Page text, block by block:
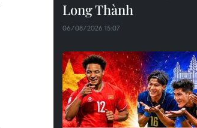
Long Thành
06/08/2026 15:07